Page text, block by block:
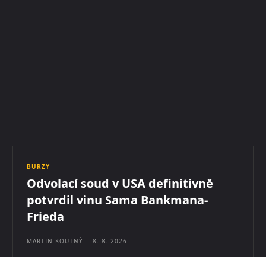
BURZY
Odvolací soud v USA definitivně
potvrdil vinu Sama Bankmana-
Frieda
MARTIN KOUTNÝ - 8. 8. 2026